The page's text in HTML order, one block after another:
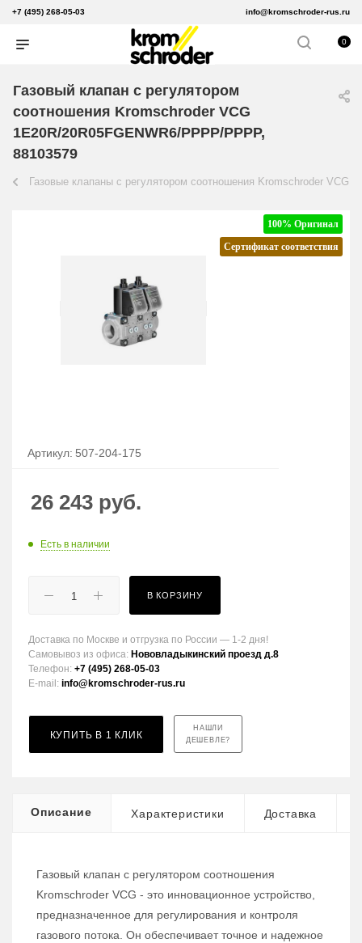
+7 (495) 268-05-03 info@kromschroder-rus.ru
0
Газовый клапан с регулятором
соотношения Kromschroder VCG
1E20R/20R05FGENWR6/PPPP/PPPP,
88103579
Газовые клапаны с регулятором соотношения Kromschroder VCG
100% Оригинал
Сертификат соответствия
Артикул: 507-204-175
26 243 руб.
Есть в наличии
В КОРЗИНУ
Доставка по Москве и отгрузка по России — 1-2 дня!
Самовывоз из офиса: Нововладыкинский проезд д.8
Телефон: +7 (495) 268-05-03
E-mail: info@kromschroder-rus.ru
КУПИТЬ В 1 КЛИК
НАШЛИ
ДЕШЕВЛЕ?
Описание Характеристики Доставка
Газовый клапан с регулятором соотношения
Kromschroder VCG - это инновационное устройство,
предназначенное для регулирования и контроля
газового потока. Он обеспечивает точное и надежное